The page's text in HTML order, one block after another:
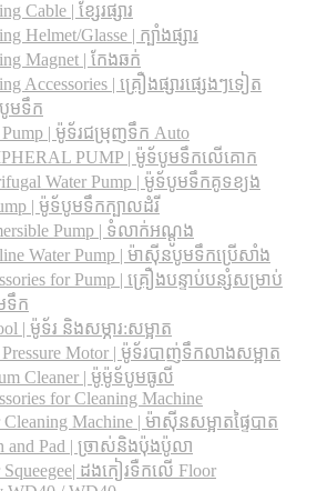
Cable | ខ្សែរផ្សារ
Helmet/Glasse | ក្បាំងផ្សារ
Magnet | កែងឆក់
Accessories | គ្រឿងផ្សារផ្សេងៗទៀត
បូមទឹក
Pump | ម៉ូទ័រជម្រុញទឹក Auto
PUMP | ម៉ូទ័បូមទឹកលើគោក
Water Pump | ម៉ូទ័បូមទឹកគូទខ្យង
| ម៉ូទ័បូមទឹកក្បាលដំរី
Pump | ទំលាក់អណ្តូង
Water Pump | ម៉ាស៊ីនបូមទឹកប្រើសាំង
for Pump | គ្រឿងបន្ទាប់បន្សំសម្រាប់
ទឹក
| ម៉ូទ័រ និងសម្ភារ:សម្អាត
Motor | ម៉ូទ័របាញ់ទឹកលាងសម្អាត
Cleaner | ម៉ូម៉ូទ័បូមធូលី
for Cleaning Machine
Cleaning Machine | ម៉ាស៊ីនសម្អាតផ្ទៃបាត
and Pad | ច្រាស់និងប៉ុងប៉ូលា
Squeegee| ដងកៀរទឺកលើ Floor